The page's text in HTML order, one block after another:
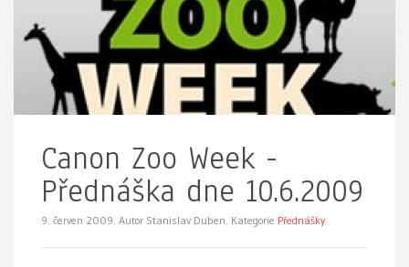
Canon Zoo Week -
Přednáška dne 10.6.2009
9. červen 2009. Autor Stanislav Duben. Kategorie Přednášky